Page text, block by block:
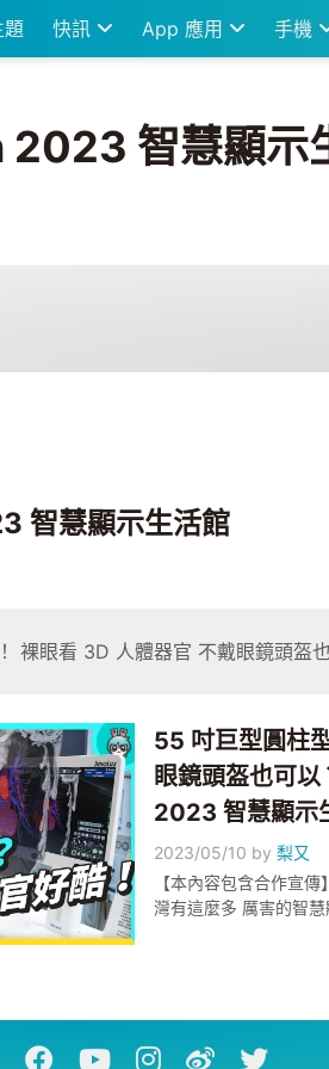
題 快訊 App 應用 手機
智慧顯示
智慧顯示生活館
裸眼看 3D 人體器官 不戴眼鏡頭盔
55 吋巨型圓柱
眼鏡頭盔也可
2023 智慧顯示
2023/05/10 by梨又
【本內容包含合作宣傳】 第一次來 Touch Taiwan 展 看到好多酷東西 想不
灣有這麼多 厲害的智慧顯示